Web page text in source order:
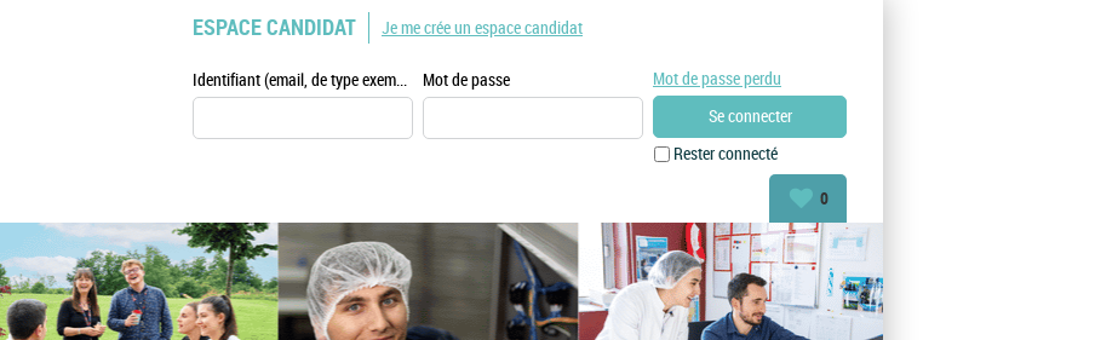
ESPACE CANDIDAT
Identifiant (email, de type exemple@exemple.fr) Mot de passe
Rester connecté
Mot de passe perdu
Je me crée un espace candidat
0